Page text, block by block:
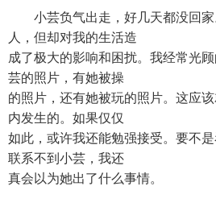
小芸负气出走，好几天都没回家
人，但却对我的生活造
成了极大的影响和困扰。我经常光
芸的照片，有她被操
的照片，还有她被玩的照片。这应
内发生的。如果仅仅
如此，或许我还能勉强接受。要不
联系不到小芸，我还
真会以为她出了什么事情。